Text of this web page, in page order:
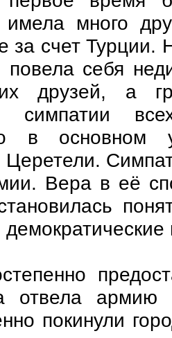
имела много
за счет Турции.
повела себя
друзей, а
симпатии
в основном
Церетели.
Вера в её
отвела
покинули